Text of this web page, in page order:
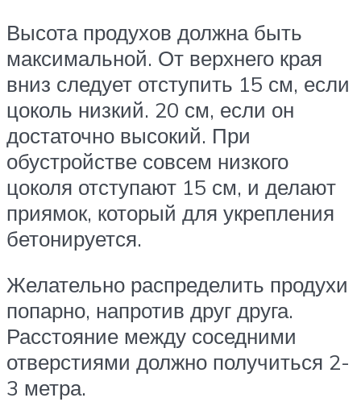
Высота продухов должна быть
максимальной. От верхнего края
вниз следует отступить 15 см, если
цоколь низкий. 20 см, если он
достаточно высокий. При
обустройстве совсем низкого
цоколя отступают 15 см, и делают
приямок, который для укрепления
бетонируется.
Желательно распределить продухи
попарно, напротив друг друга.
Расстояние между соседними
отверстиями должно получиться 2-
3 метра.